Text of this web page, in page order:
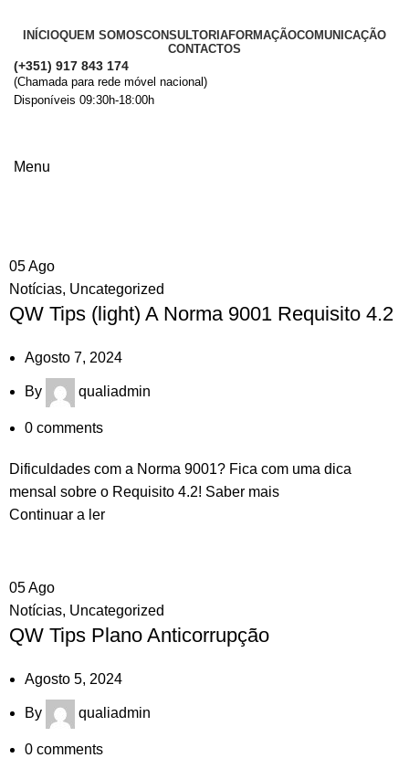
INÍCIOQUEM SOMOSCONSULTORIAFORMAÇÃOCOMUNICAÇÃO
CONTACTOS
(+351) 917 843 174
(Chamada para rede móvel nacional)
Disponíveis 09:30h-18:00h
Menu
05Ago
Notícias, Uncategorized
QW Tips (light) A Norma 9001 Requisito 4.2
Agosto 7, 2024
By qualiadmin
0 comments
Dificuldades com a Norma 9001? Fica com uma dica
mensal sobre o Requisito 4.2! Saber mais
Continuar a ler
05Ago
Notícias, Uncategorized
QW Tips Plano Anticorrupção
Agosto 5, 2024
By qualiadmin
0 comments